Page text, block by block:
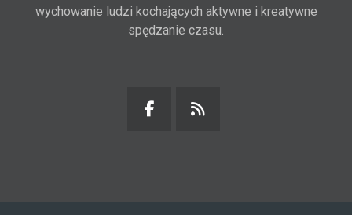
wychowanie ludzi kochających aktywne i kreatywne
spędzanie czasu.